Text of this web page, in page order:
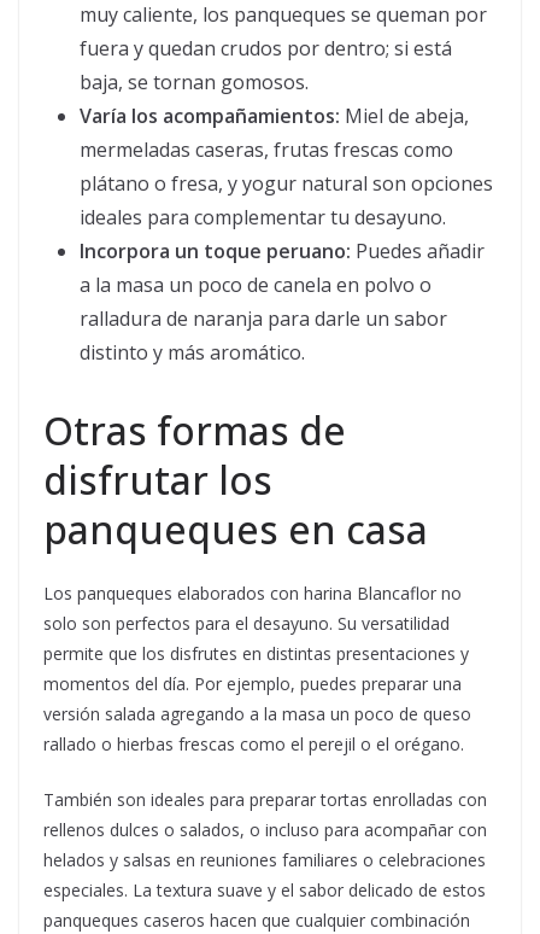
muy caliente, los panqueques se queman por
fuera y quedan crudos por dentro; si está
baja, se tornan gomosos.
Varía los acompañamientos: Miel de abeja,
mermeladas caseras, frutas frescas como
plátano o fresa, y yogur natural son opciones
ideales para complementar tu desayuno.
Incorpora un toque peruano: Puedes añadir
a la masa un poco de canela en polvo o
ralladura de naranja para darle un sabor
distinto y más aromático.
Otras formas de
disfrutar los
panqueques en casa
Los panqueques elaborados con harina Blancaflor no
solo son perfectos para el desayuno. Su versatilidad
permite que los disfrutes en distintas presentaciones y
momentos del día. Por ejemplo, puedes preparar una
versión salada agregando a la masa un poco de queso
rallado o hierbas frescas como el perejil o el orégano.
También son ideales para preparar tortas enrolladas con
rellenos dulces o salados, o incluso para acompañar con
helados y salsas en reuniones familiares o celebraciones
especiales. La textura suave y el sabor delicado de estos
panqueques caseros hacen que cualquier combinación